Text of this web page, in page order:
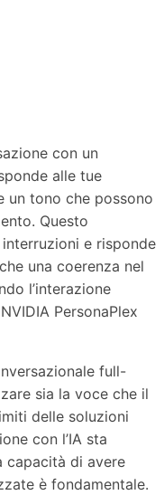
con un
alle tue
un tono che possono
Questo
e risponde
una coerenza nel
l’interazione
PersonaPlex
full-
sia la voce che il
delle soluzioni
con l’IA sta
capacità di avere
è fondamentale.